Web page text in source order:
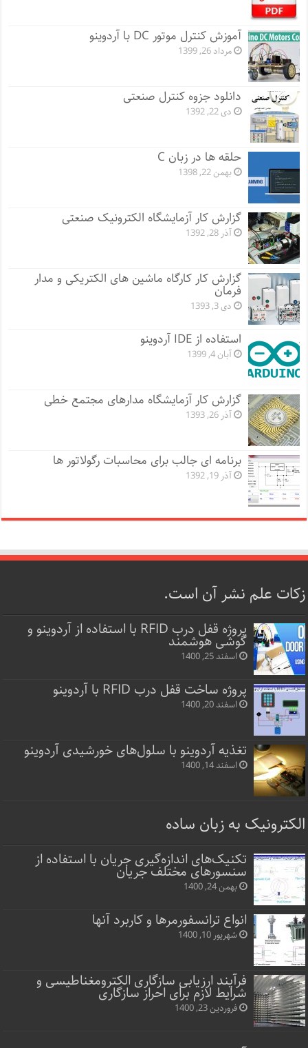
آموزش کنترل موتور DC با آردوینو
مرداد 26, 1399
دانلود جزوه کنترل صنعتی
دی 22, 1392
حلقه ها در زبان C
بهمن 22, 1398
گزارش کار آزمایشگاه الکترونیک صنعتی
آذر 28, 1392
گزارش کار کارگاه ماشین های الکتریکی و مدار
فرمان
دی 3, 1393
استفاده از IDE آردوینو
آبان 4, 1399
گزارش کار آزمایشگاه مدارهای مجتمع خطی
آذر 26, 1393
برنامه ای جالب برای محاسبات رگولاتور ها
آذر 19, 1392
زکات علم نشر آن است.
پروژه قفل‌ درب RFID با استفاده از آردوینو و
گوشی هوشمند
اسفند 25, 1400
پروژه ساخت قفل‌ درب RFID با آردوینو
اسفند 20, 1400
تغذیه آردوینو با سلول‌های خورشیدی آردوینو
اسفند 14, 1400
الکترونیک به زبان ساده
تکنیک‌های اندازه‌گیری جریان با استفاده از
سنسورهای مختلف جریان
بهمن 24, 1400
انواع ترانسفورمرها و کاربرد آنها
شهریور 10, 1400
فرآیند ارزیابی سازگاری الکترومغناطیسی و
شرایط لازم برای احراز سازگاری
فروردین 23, 1400